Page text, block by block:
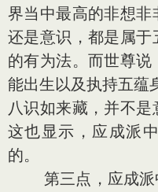
界当中最高的非想
还是意识，都是属
的有为法。而世尊说
能出生以及执持五蕴
八识如来藏，并不是
这也显示，应成派
的。
第三点，应成派